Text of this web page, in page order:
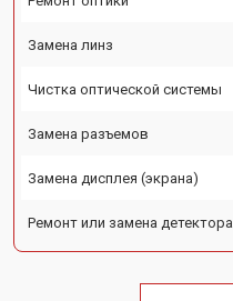
Замена линз
Чистка оптической системы
Замена разъемов
Замена дисплея (экрана)
Ремонт или замена детектора